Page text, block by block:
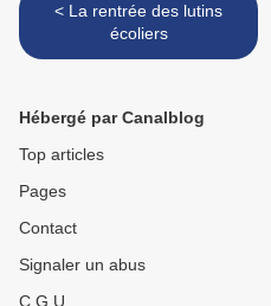
< La rentrée des lutins
écoliers
Hébergé par Canalblog
Top articles
Pages
Contact
Signaler un abus
C.G.U.